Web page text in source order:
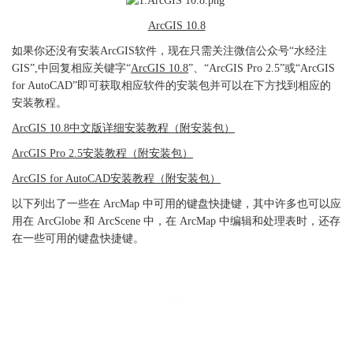
ArcGIS 10.8
如果你还没有安装ArcGIS软件，现在只需关注微信公众号“水经注
GIS”,中回复相应关键字“ArcGIS 10.8”、“ArcGIS Pro 2.5”或“ArcGIS
for AutoCAD”即可获取相应软件的安装包并可以在下方找到相应的
安装教程。
ArcGIS 10.8中文版详细安装教程（附安装包）
ArcGIS Pro 2.5安装教程（附安装包）
ArcGIS for AutoCAD安装教程（附安装包）
以下列出了一些在 ArcMap 中可用的键盘快捷键，其中许多也可以应
用在 ArcGlobe 和 ArcScene 中，在 ArcMap 中编辑和处理表时，还存
在一些可用的键盘快捷键。